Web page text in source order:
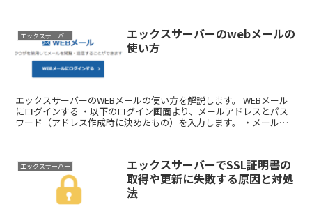
エックスサーバー
エックスサーバーのwebメールの
使い方
エックスサーバーのWEBメールの使い方を解説します。 WEBメール
にログインする ・以下のログイン画面より、メールアドレスとパス
ワード（アドレス作成時に決めたもの）を入力します。 ・メールパ
エックスサーバー
エックスサーバーでSSL証明書の
取得や更新に失敗する原因と対処
法